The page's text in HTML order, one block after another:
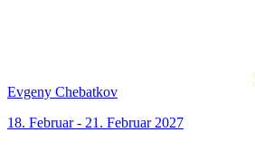
Evgeny Chebatkov
18. Februar - 21. Februar 2027